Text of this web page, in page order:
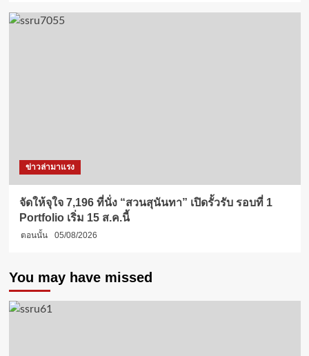
ข่าวล่ามาแรง
จัดให้จุใจ 7,196 ที่นั่ง “สวนสุนันทา” เปิดรั้วรับ รอบที่ 1
Portfolio เริ่ม 15 ส.ค.นี้
ตอนนั้น 05/08/2026
You may have missed